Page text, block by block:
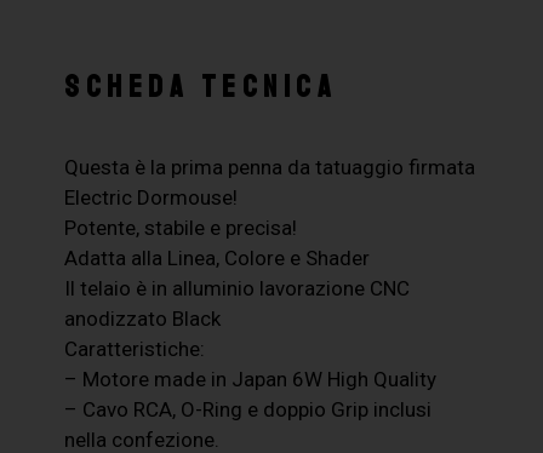
SCHEDA TECNICA
Questa è la prima penna da tatuaggio firmata
Electric Dormouse!
Potente, stabile e precisa!
Adatta alla Linea, Colore e Shader
Il telaio è in alluminio lavorazione CNC
anodizzato Black
Caratteristiche:
– Motore made in Japan 6W High Quality
– Cavo RCA, O-Ring e doppio Grip inclusi
nella confezione.